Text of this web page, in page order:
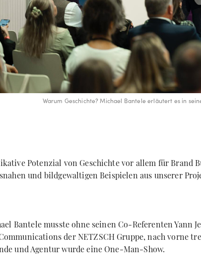
Warum Geschichte? Michael Bantele erläutert es in
Potenzial von Geschichte vor allem für Brand
und bildgewaltigen Beispielen aus unserer
Bantele musste ohne seinen Co-Referenten Yann
der NETZSCH Gruppe, nach vorne
und Agentur wurde eine One-Man-Show.